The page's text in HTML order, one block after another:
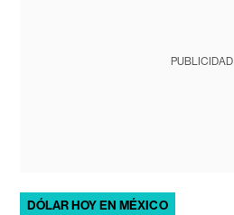
PUBLICIDAD
DÓLAR HOY EN MÉXICO